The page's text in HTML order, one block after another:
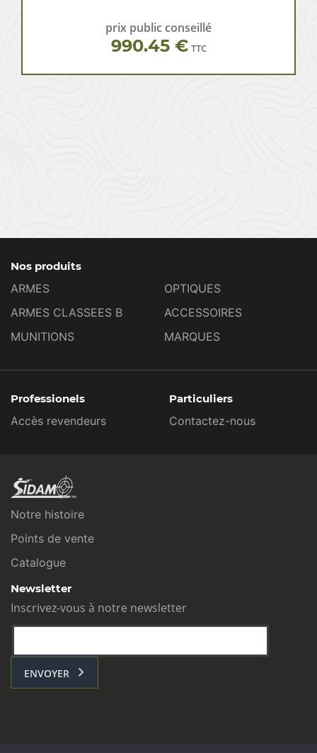
prix public conseillé
990.45 € TTC
Nos produits
ARMES
ARMES CLASSEES B
MUNITIONS
OPTIQUES
ACCESSOIRES
MARQUES
Professionels
Accès revendeurs
Particuliers
Contactez-nous
Notre histoire
Points de vente
Catalogue
Newsletter
Inscrivez-vous à notre newsletter
ENVOYER